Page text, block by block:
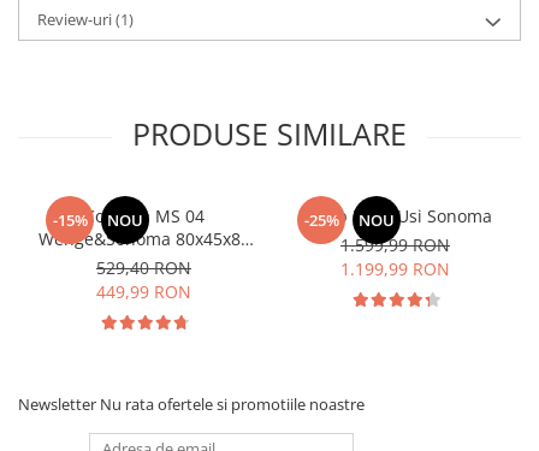
Review-uri(1)
PRODUSE SIMILARE
-15% NOU
Comoda MS 04
Wenge&Sonoma 80x45x85
cm
529,40 RON
449,99 RON
-25% NOU
Dulap Rio 4 Usi Sonoma
1.599,99 RON
1.199,99 RON
Newsletter Nu rata ofertele si promotiile noastre